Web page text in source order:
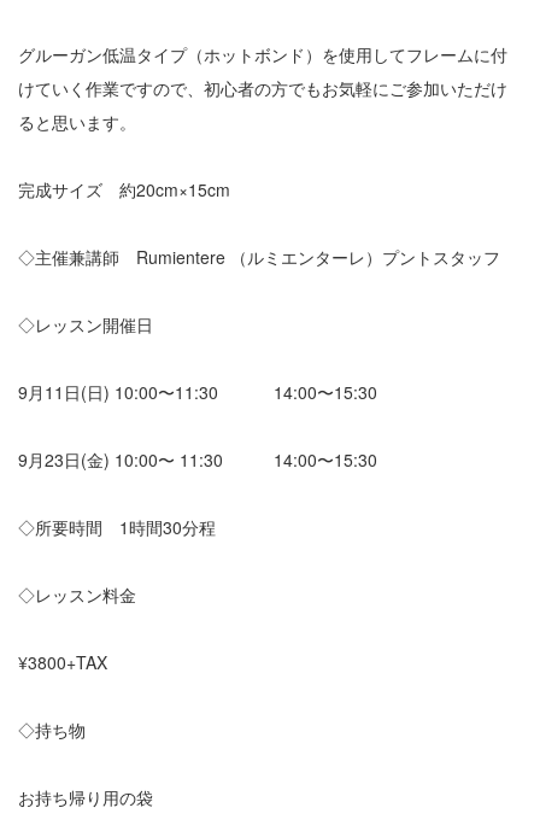
グルーガン低温タイプ（ホットボンド）を使用してフレームに付
けていく作業ですので、初心者の方でもお気軽にご参加いただけ
ると思います。
完成サイズ 約20cm×15cm
◇主催兼講師 Rumientere （ルミエンターレ）プントスタッフ
◇レッスン開催日
9月11日(日) 10:00〜11:30 14:00〜15:30
9月23日(金) 10:00〜 11:30 14:00〜15:30
◇所要時間 1時間30分程
◇レッスン料金
¥3800+TAX
◇持ち物
お持ち帰り用の袋